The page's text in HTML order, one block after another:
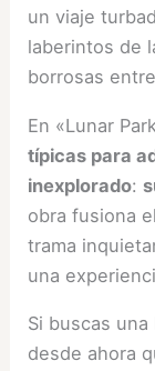
un viaje
laberintos de
borrosas
En «Lunar
típicas para
inexplorado:
obra fusiona
trama
una
Si buscas
desde ahora